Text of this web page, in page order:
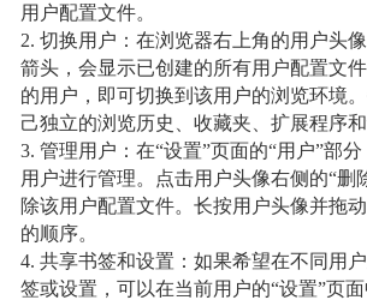
用户配置文件。
2. 切换用户：在浏览器右上角的用户头
箭头，会显示已创建的所有用户配置文
的用户，即可切换到该用户的浏览环境
己独立的浏览历史、收藏夹、扩展程序和
3. 管理用户：在“设置”页面的“用户”部
用户进行管理。点击用户头像右侧的“删
除该用户配置文件。长按用户头像并拖
的顺序。
4. 共享书签和设置：如果希望在不同用
签或设置，可以在当前用户的“设置”页